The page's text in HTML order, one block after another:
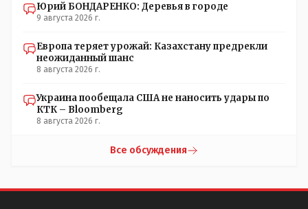
Юрий БОНДАРЕНКО: Деревья в городе
9 августа 2026 г.
Европа теряет урожай: Казахстану предрекли
неожиданный шанс
8 августа 2026 г.
Украина пообещала США не наносить удары по
КТК – Bloomberg
8 августа 2026 г.
Все обсуждения